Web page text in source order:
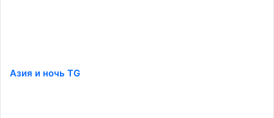
Азия и ночь TG